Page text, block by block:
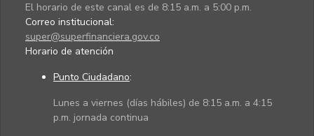
El horario de este canal es de 8:15 a.m. a 5:00 p.m.
Correo institucional:
super@superfinanciera.gov.co
Horario de atención
Punto Ciudadano:
Lunes a viernes (días hábiles) de 8:15 a.m. a 4:15
p.m. jornada continua